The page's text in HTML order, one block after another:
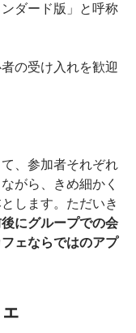
ダード版」と呼称
の受け入れを歓迎
、参加者それぞれ
がら、きめ細かく
します。ただいき
にグループでの会
ェならではのアプ